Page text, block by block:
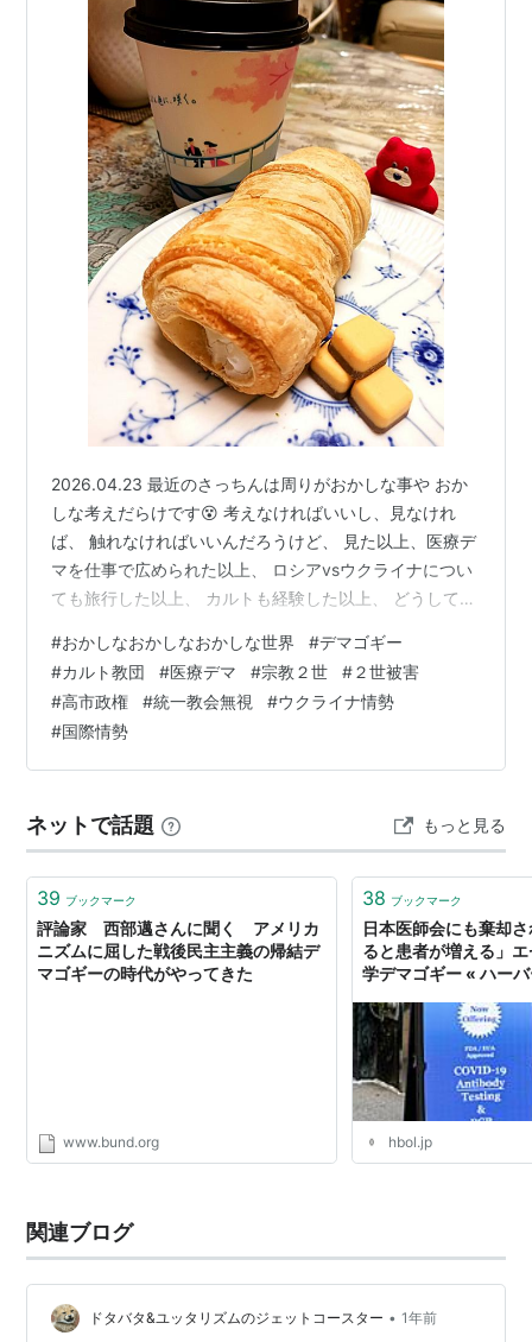
プロパガンダ
風説
憶測
2026.04.23 最近のさっちんは周りがおかしな事や おか
しな考えだらけです😵 考えなければいいし、見なけれ
ば、 触れなければいいんだろうけど、 見た以上、医療デ
マを仕事で広められた以上、 ロシアvsウクライナについ
ても旅行した以上、 カルトも経験した以上、 どうしても
いるので、 今やこの世に平和の世界を感じないですね😵
昔平和な田舎でテレビを見ては 兼高かおる世界の旅や知
られざる世界で 外国を経験することに夢を見た時は戻ら
ない😵 昔の風景も戻らない😵 今のアメリカは 世界を掻
き回すトランプ大統領を排出した国となり、 貧富の差は
#おかしなおかしなおかしな世界 #デマゴギー
#カルト教団 #医療デマ #宗教２世 #２世被害
#高市政権 #統一教会無視 #ウクライナ情勢
#国際情勢
ネットで話題 もっと見る
39 ブックマーク
評論家 西部邁さんに聞く アメリカ
ニズムに屈した戦後民主主義の帰結デ
マゴギーの時代がやってきた
www.bund.org
38 ブックマーク
日本医師会にも棄却
ると患者が増える」
学デマゴギー « ハー
hbol.jp
関連ブログ
ドタバタ&ユッタリズムのジェットコースター • 1年前